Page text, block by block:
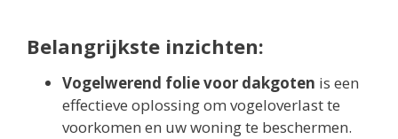
Belangrijkste inzichten:
Vogelwerend folie voor dakgoten is een
effectieve oplossing om vogeloverlast te
voorkomen en uw woning te beschermen.